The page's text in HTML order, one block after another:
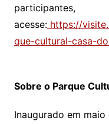
participantes,
acesse: https://
que-cultural-casa-
Sobre o Parque
Inaugurado em